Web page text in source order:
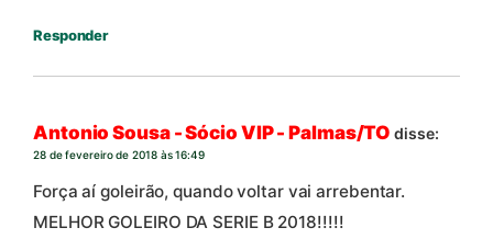
Responder
Antonio Sousa - Sócio VIP - Palmas/TO disse:
28 de fevereiro de 2018 às 16:49
Força aí goleirão, quando voltar vai arrebentar.
MELHOR GOLEIRO DA SERIE B 2018!!!!!